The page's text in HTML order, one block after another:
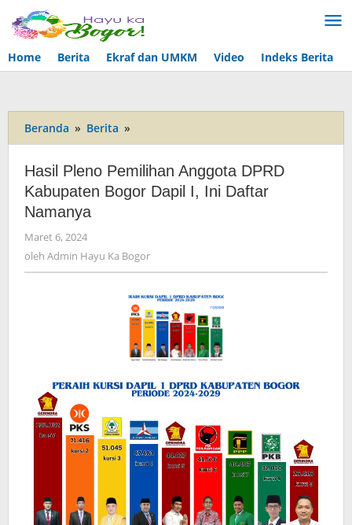
Lewati
ke
konten
Home
Berita Ekraf dan UMKM Video Indeks Berita
Beranda » Berita »
Pleno
Pemilihan
Anggota
DPRD
I,
Ini
Daftar
Namanya
Hasil Pleno Pemilihan Anggota DPRD
Kabupaten Bogor Dapil I, Ini Daftar
Namanya
Maret 6, 2024
Admin
Hayu
oleh Admin Hayu Ka Bogor